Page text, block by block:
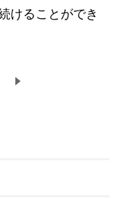
けることができ